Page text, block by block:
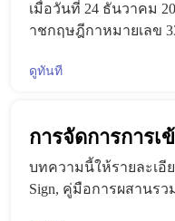
บริษัทจีนในเวีย
งานของ
เมื่อวันที่ 24 ธันวาคม
าชกฤษฎีกาหมายเลข
จะเริ่มดำเนินการอย่า
ดูทันที
การจัดการการเ
Okta: การผสา
บทความนี้ให้รายละเอี
Sign, คู่มือการผสานรว